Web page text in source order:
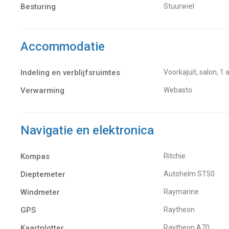
Besturing Stuurwiel
Accommodatie
Indeling en verblijfsruimtes Voorkajuit, salon, 1
Verwarming Webasto
Navigatie en elektronica
Kompas Ritchie
Dieptemeter Autohelm ST50
Windmeter Raymarine
GPS Raytheon